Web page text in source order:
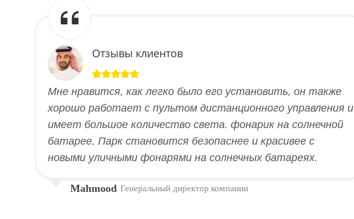
Отзывы клиентов
Мне нравится, как легко было его установить, он также
хорошо работает с пультом дистанционного управления и
имеет большое количество света. фонарик на солнечной
батарее, Парк становится безопаснее и красивее с
новыми уличными фонарями на солнечных батареях.
Mahmood Генеральный директор компании